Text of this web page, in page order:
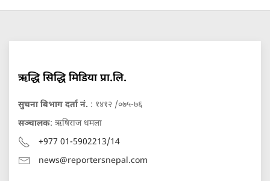
ऋद्धि सिद्धि मिडिया प्रा.लि.
सुचना बिभाग दर्ता नं. : १४१२ /०७५-७६
सञ्चालक: ऋषिराज धमला
+977 01-5902213/14
news@reportersnepal.com